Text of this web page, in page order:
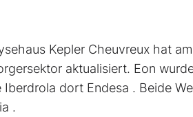
Kepler Cheuvreux hat
aktualisiert. Eon
Iberdrola dort Endesa . Beide
.